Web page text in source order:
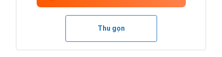
Thu gọn